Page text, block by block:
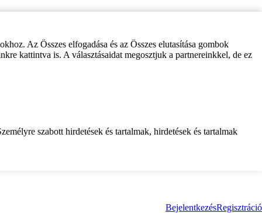
Az Összes elfogadása és az Összes elutasítása gombok
kattintva is. A választásaidat megosztjuk a partnereinkkel, de ez
szabott hirdetések és tartalmak, hirdetések és tartalmak
BejelentkezésRegisztráció